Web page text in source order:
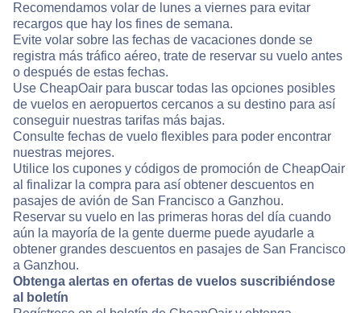
Recomendamos volar de lunes a viernes para evitar
recargos que hay los fines de semana.
Evite volar sobre las fechas de vacaciones donde se
registra más tráfico aéreo, trate de reservar su vuelo antes
o después de estas fechas.
Use CheapOair para buscar todas las opciones posibles
de vuelos en aeropuertos cercanos a su destino para así
conseguir nuestras tarifas más bajas.
Consulte fechas de vuelo flexibles para poder encontrar
nuestras mejores.
Utilice los cupones y códigos de promoción de CheapOair
al finalizar la compra para así obtener descuentos en
pasajes de avión de San Francisco a Ganzhou.
Reservar su vuelo en las primeras horas del día cuando
aún la mayoría de la gente duerme puede ayudarle a
obtener grandes descuentos en pasajes de San Francisco
a Ganzhou.
Obtenga alertas en ofertas de vuelos suscribiéndose
al boletín